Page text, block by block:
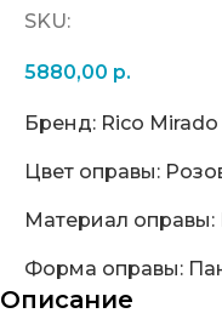
SKU:
5880,00 р.
Бренд: Rico Mirado
Цвет оправы:
Материал оправы:
Форма оправы:
Описание